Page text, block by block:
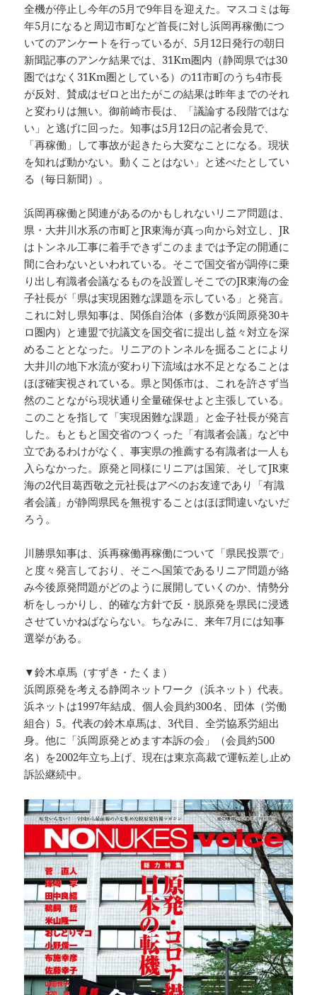
全機が停止し今年の5月で9年目を迎えた。マスコミは毎
年5月になると周辺市町など首長に対し浜岡再稼働につ
いてのアンケートを行っているが、5月12日発行の朝日
新聞記事のアンケ結果では、31Km圏内（静岡県では30
圏ではなく31Km圏としている）の11市町のうち4市長
が反対、賛成はゼロと出たがこの結果は昨年までのそれ
と変わりは無い。御前崎市長は、「議論する段階ではな
い」と逃げに回った。知事は5月12日の記者会見で、
「再稼働」して事故が起きたら大変なことになる。現状
を知れば動かない。動くことはない」と述べたとしてい
る（毎日新聞）。
浜岡再稼働と関連があるのかもしれないリニア問題は、
県・大井川水系の市町とJR東海が真っ向から対立し、JR
はトンネル工事に着手できずこのままでは予定の開通に
間に合わないといわれている。そこで国交省が調停に乗
り出し有識者会議なるものを設置しそこでのJR東海の金
子社長が「県は実現困難な課題を示している」と発言。
これに対し県知事は、関係自治体（多数が浜岡原発30キ
ロ圏内）と連盟で抗議文を国交省に提出し益々対立を深
めることとなった。リニアのトンネルを掘ることにより
大井川の地下水流が変わり下流域は水不足となることは
ほぼ確実視されている。県と関係市は、これを許さず当
然のことながら現状通り全量確保せよと主張している。
このことを指して「実現困難な課題」と金子社長が発言
した。もともと国交省のつくった「有識者会議」など中
立であるわけがなく、事実県の推薦する有識者は一人も
入らなかった。原発と同様にリニアは国策、そしてJR東
海の2代目葛西敬之元社長はアベのお友達であり「有識
者会議」が静岡県民を無視することはほぼ間違いないだ
ろう。
川勝県知事は、浜再稼働再稼働について「県民投票で」
と度々発言しており、そこへ国策であるリニア問題が絡
み今後原発問題がどのように展開していくのか、情勢分
析をしっかりし、的確な方針で反・脱原発を県民に浸透
させていかねばならない。ちなみに、来年7月には知事
選挙がある。
▼鈴木卓馬（すずき・たくま）
浜岡原発を考える静岡ネットワーク（浜ネット）代表。
浜ネットは1997年結成、個人会員約300名、団体（労働
組合）5。代表の鈴木卓馬は、3代目、全労協系労組出
身。他に「浜岡原発とめます本訴の会」（会員約500
名）を2002年立ち上げ、現在は東京高裁で運転差し止め
訴訟継続中。